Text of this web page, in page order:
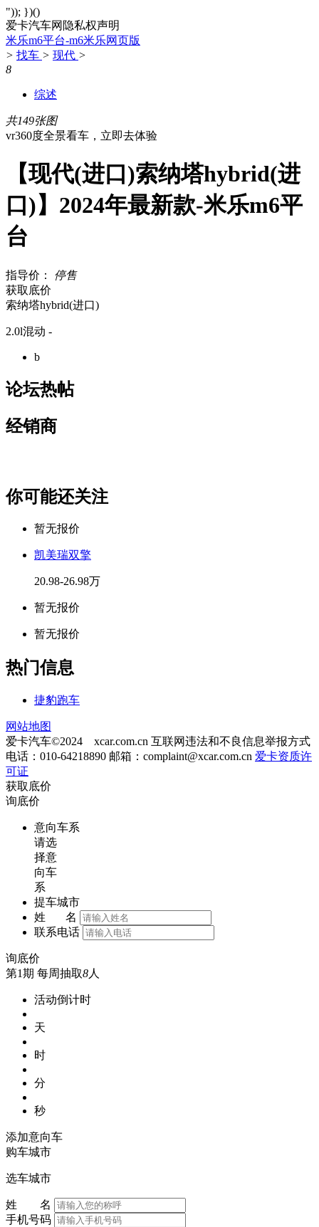
")); })()
爱卡汽车网隐私权声明
米乐m6平台-m6米乐网页版
> 找车 > 现代 >
8
综述
共149张图
vr360度全景看车，立即去体验
【现代(进口)索纳塔hybrid(进
口)】2024年最新款-米乐m6平
台
指导价： 停售
获取底价
索纳塔hybrid(进口)
2.0l混动 -
b
论坛热帖
经销商
你可能还关注
暂无报价
凯美瑞双擎
20.98-26.98万
暂无报价
暂无报价
热门信息
捷豹跑车
网站地图
爱卡汽车©2024 xcar.com.cn 互联网违法和不良信息举报方式
电话：010-64218890 邮箱： complaint@xcar.com.cn 爱卡资质许
可证
获取底价
询底价
意向车系
请选
择意
向车
系
提车城市
姓 名
联系电话
询底价
第1期 每周抽取8人
活动倒计时
天
时
分
秒
添加意向车
购车城市
选车城市
姓 名
手机号码